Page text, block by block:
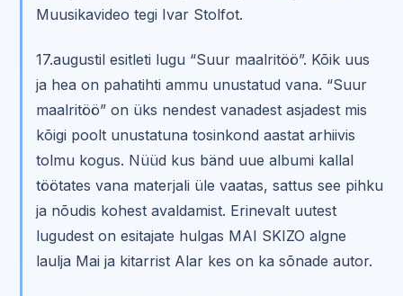
Muusikavideo tegi Ivar Stolfot.
17.augustil esitleti lugu “Suur maalritöö”. Kõik uus
ja hea on pahatihti ammu unustatud vana. “Suur
maalritöö” on üks nendest vanadest asjadest mis
kõigi poolt unustatuna tosinkond aastat arhiivis
tolmu kogus. Nüüd kus bänd uue albumi kallal
töötates vana materjali üle vaatas, sattus see pihku
ja nõudis kohest avaldamist. Erinevalt uutest
lugudest on esitajate hulgas MAI SKIZO algne
laulja Mai ja kitarrist Alar kes on ka sõnade autor.